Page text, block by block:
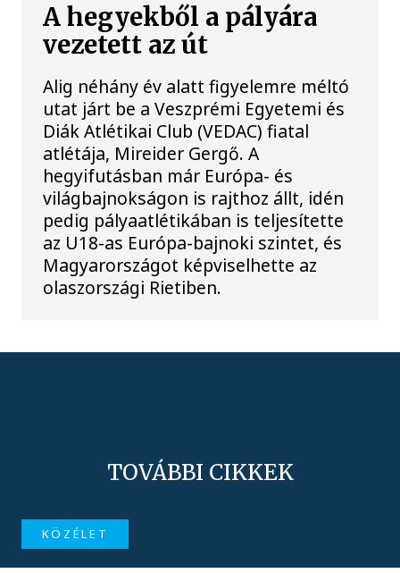
A hegyekből a pályára
vezetett az út
Alig néhány év alatt figyelemre méltó
utat járt be a Veszprémi Egyetemi és
Diák Atlétikai Club (VEDAC) fiatal
atlétája, Mireider Gergő. A
hegyifutásban már Európa- és
világbajnokságon is rajthoz állt, idén
pedig pályaatlétikában is teljesítette
az U18-as Európa-bajnoki szintet, és
Magyarországot képviselhette az
olaszországi Rietiben.
TOVÁBBI CIKKEK
KÖZÉLET